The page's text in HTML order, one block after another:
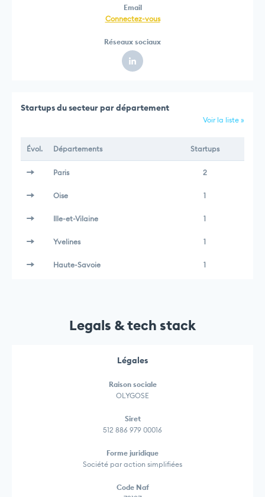
Email
Connectez-vous
Réseaux sociaux
Startups du secteur par département
Voir la liste »
Évol. Départements Startups
Paris 2
Oise 1
Ille-et-Vilaine 1
Yvelines 1
Haute-Savoie 1
Legals & tech stack
Légales
Raison sociale
OLYGOSE
Siret
512 886 979 00016
Forme juridique
Société par action simplifiées
Code Naf